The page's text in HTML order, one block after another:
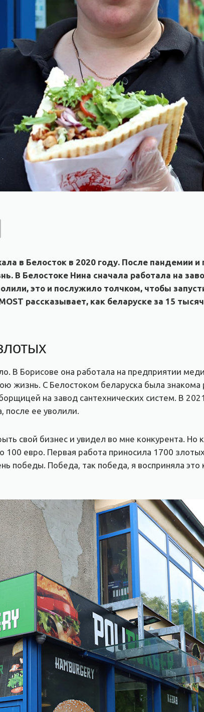
в Белосток в 2020 году. После пандемии
В Белостоке Нина сначала работала на
это и послужило толчком, чтобы
рассказывает, как беларуске за 15
В Борисове она работала на предприятии
жизнь. С Белостоком беларуска была
на завод сантехнических систем. В
после ее уволили.
свой бизнес и увидел во мне конкурента. Но
100 евро. Первая работа приносила 1700
победы. Победа, так победа, я восприняла